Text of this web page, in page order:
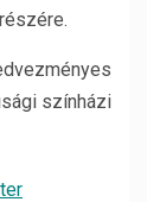
színházi